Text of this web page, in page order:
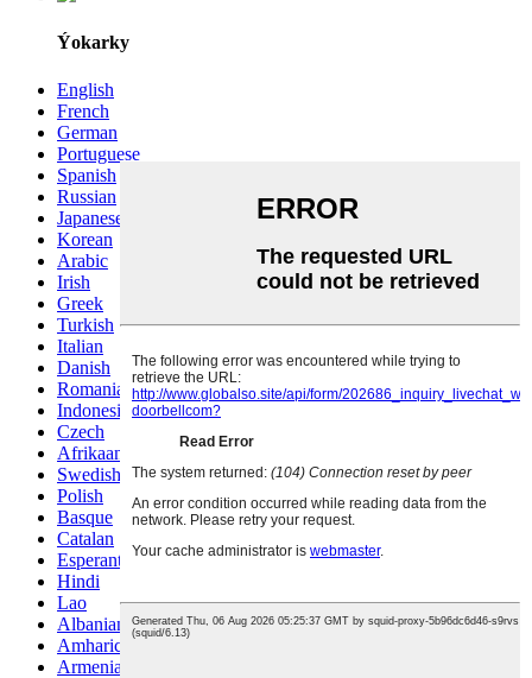
Ýokarky
English
French
German
Portuguese
Spanish
Russian
Japanese
Korean
Arabic
Irish
Greek
Turkish
Italian
Danish
Romanian
Indonesian
Czech
Afrikaans
Swedish
Polish
Basque
Catalan
Esperanto
Hindi
Lao
Albanian
Amharic
Armenian